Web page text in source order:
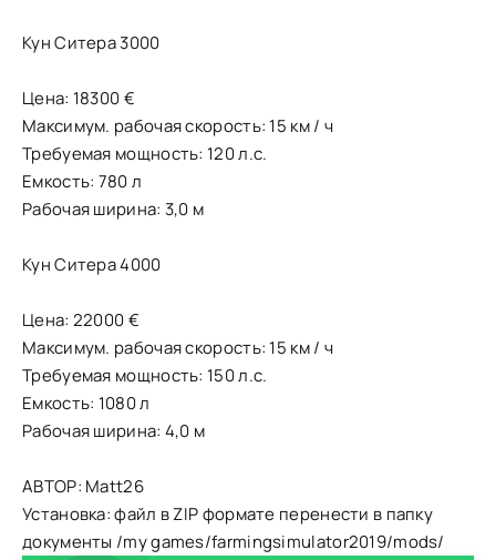
Кун Ситера 3000
Цена: 18300 €
Максимум. рабочая скорость: 15 км / ч
Требуемая мощность: 120 л.с.
Емкость: 780 л
Рабочая ширина: 3,0 м
Кун Ситера 4000
Цена: 22000 €
Максимум. рабочая скорость: 15 км / ч
Требуемая мощность: 150 л.с.
Емкость: 1080 л
Рабочая ширина: 4,0 м
АВТОР: Matt26
Установка: файл в ZIP формате перенести в папку
документы /my games/farmingsimulator2019/mods/